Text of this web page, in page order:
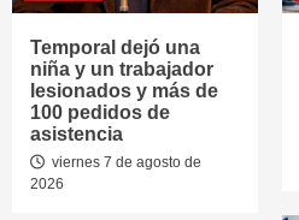
Temporal dejó una
niña y un trabajador
lesionados y más de
100 pedidos de
asistencia
viernes 7 de agosto de
2026